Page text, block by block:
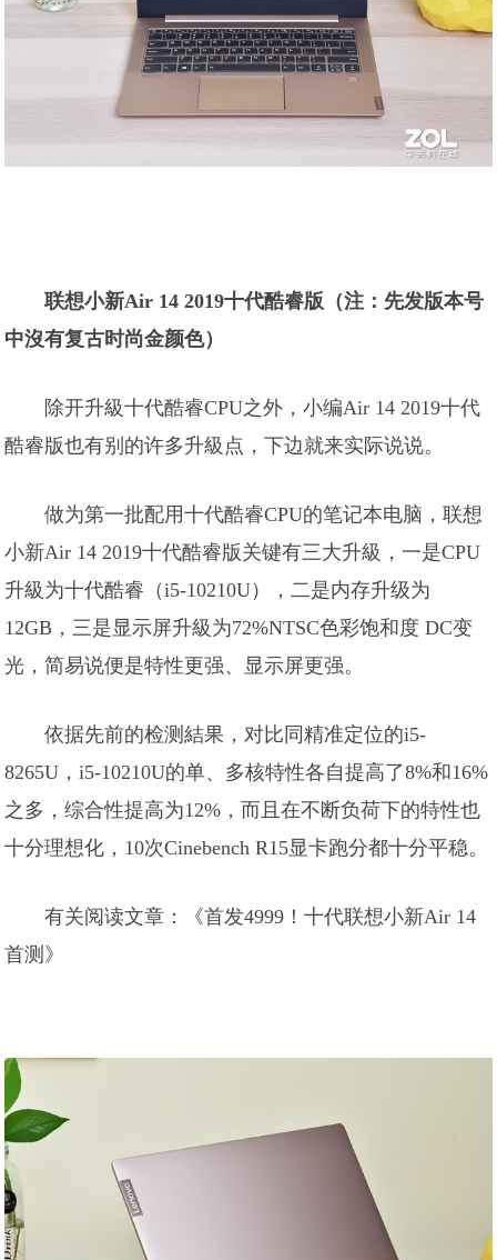
联想小新Air 14 2019十代酷睿版（注：先发版本号
中沒有复古时尚金颜色）
除开升級十代酷睿CPU之外，小编Air 14 2019十代
酷睿版也有别的许多升級点，下边就来实际说说。
做为第一批配用十代酷睿CPU的笔记本电脑，联想
小新Air 14 2019十代酷睿版关键有三大升級，一是CPU
升級为十代酷睿（i5-10210U），二是内存升级为
12GB，三是显示屏升級为72%NTSC色彩饱和度 DC变
光，简易说便是特性更强、显示屏更强。
依据先前的检测結果，对比同精准定位的i5-
8265U，i5-10210U的单、多核特性各自提高了8%和16%
之多，综合性提高为12%，而且在不断负荷下的特性也
十分理想化，10次Cinebench R15显卡跑分都十分平稳。
有关阅读文章：《首发4999！十代联想小新Air 14
首测》